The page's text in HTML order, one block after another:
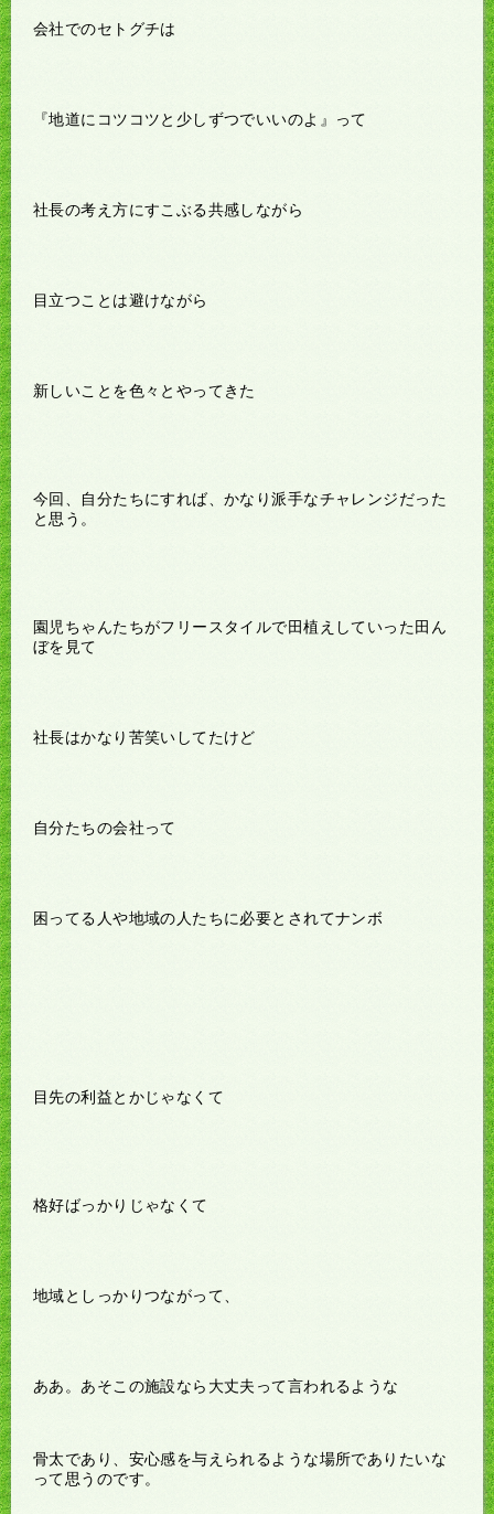
会社でのセトグチは
『地道にコツコツと少しずつでいいのよ』って
社長の考え方にすこぶる共感しながら
目立つことは避けながら
新しいことを色々とやってきた
今回、自分たちにすれば、かなり派手なチャレンジだった
と思う。
園児ちゃんたちがフリースタイルで田植えしていった田ん
ぼを見て
社長はかなり苦笑いしてたけど
自分たちの会社って
困ってる人や地域の人たちに必要とされてナンボ
目先の利益とかじゃなくて
格好ばっかりじゃなくて
地域としっかりつながって、
ああ。あそこの施設なら大丈夫って言われるような
骨太であり、安心感を与えられるような場所でありたいな
って思うのです。